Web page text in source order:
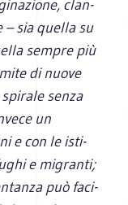
clan­
– sia quella su
sem­pre più
di nuove
senza
un
e con le isti­
e migranti;
può faci­